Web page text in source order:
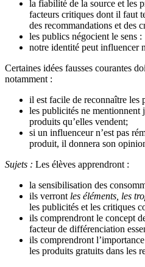
la fiabilité de la source et les
facteurs critiques dont il faut
des recommandations et des
les publics négocient le sens :
notre identité peut influencer
Certaines idées fausses courantes
notamment :
il est facile de reconnaître les
les publicités ne mentionnent
produits qu’elles vendent;
si un influenceur n’est pas
produit, il donnera son
Sujets : Les élèves apprendront :
la sensibilisation des
ils verront les éléments, les
les publicités et les critiques
ils comprendront le concept
facteur de différenciation
ils comprendront
les produits gratuits dans les